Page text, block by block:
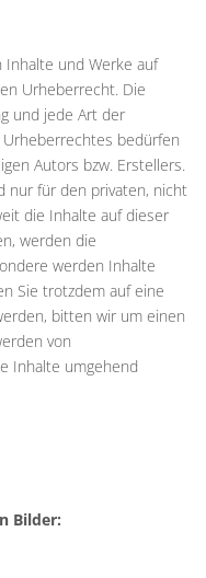
und Werke auf
Urheberrecht. Die
und jede Art der
bedürfen
Autors bzw. Erstellers.
nur für den privaten, nicht
die Inhalte auf dieser
werden die
werden Inhalte
Sie trotzdem auf eine
bitten wir um einen
von
Inhalte umgehend
Bilder: